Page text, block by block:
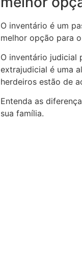
O inventário é um
melhor opção para
O inventário judicial
extrajudicial é uma
herdeiros estão de
Entenda as
sua família.